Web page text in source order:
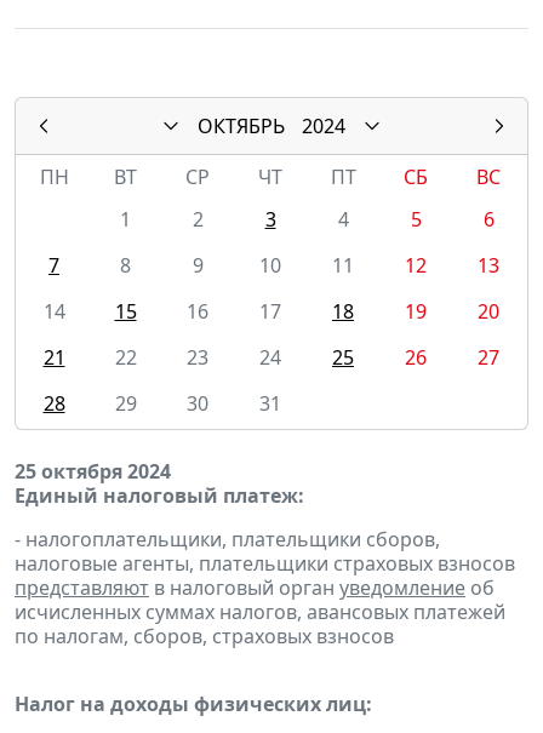
ОКТЯБРЬ
2024
ПН
ВТ СР ЧТ ПТ СБ
ВС
1
2 3 4 5
6
7
8 9 10 11 12
13
14
15 16 17 18 19
20
21
22 23 24 25 26
27
28
29 30 31
25 октября 2024
Единый налоговый платеж:
- налогоплательщики, плательщики сборов,
налоговые агенты, плательщики страховых взносов
представляют в налоговый орган уведомление об
исчисленных суммах налогов, авансовых платежей
по налогам, сборов, страховых взносов
Налог на доходы физических лиц: